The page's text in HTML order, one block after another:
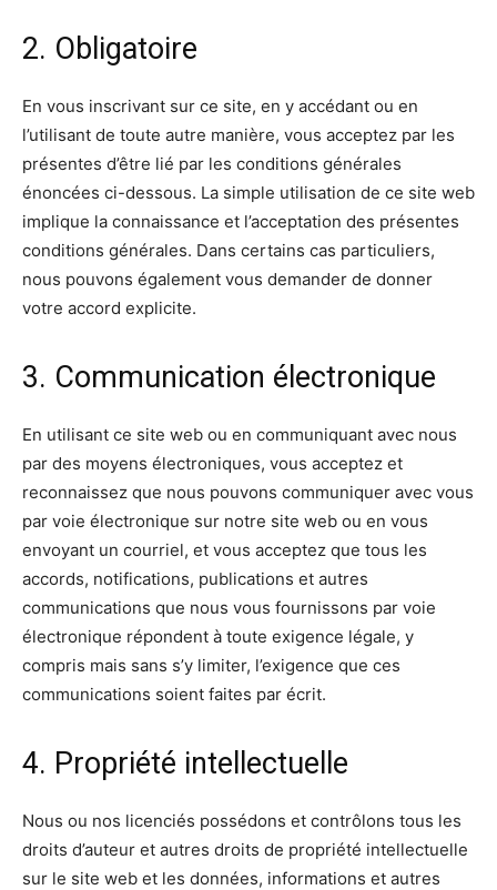
2. Obligatoire
En vous inscrivant sur ce site, en y accédant ou en
l’utilisant de toute autre manière, vous acceptez par les
présentes d’être lié par les conditions générales
énoncées ci-dessous. La simple utilisation de ce site web
implique la connaissance et l’acceptation des présentes
conditions générales. Dans certains cas particuliers,
nous pouvons également vous demander de donner
votre accord explicite.
3. Communication électronique
En utilisant ce site web ou en communiquant avec nous
par des moyens électroniques, vous acceptez et
reconnaissez que nous pouvons communiquer avec vous
par voie électronique sur notre site web ou en vous
envoyant un courriel, et vous acceptez que tous les
accords, notifications, publications et autres
communications que nous vous fournissons par voie
électronique répondent à toute exigence légale, y
compris mais sans s’y limiter, l’exigence que ces
communications soient faites par écrit.
4. Propriété intellectuelle
Nous ou nos licenciés possédons et contrôlons tous les
droits d’auteur et autres droits de propriété intellectuelle
sur le site web et les données, informations et autres